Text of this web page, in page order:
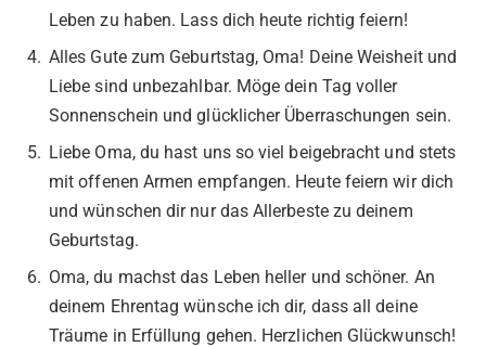
Leben zu haben. Lass dich heute richtig feiern!
Alles Gute zum Geburtstag, Oma! Deine Weisheit und
Liebe sind unbezahlbar. Möge dein Tag voller
Sonnenschein und glücklicher Überraschungen sein.
Liebe Oma, du hast uns so viel beigebracht und stets
mit offenen Armen empfangen. Heute feiern wir dich
und wünschen dir nur das Allerbeste zu deinem
Geburtstag.
Oma, du machst das Leben heller und schöner. An
deinem Ehrentag wünsche ich dir, dass all deine
Träume in Erfüllung gehen. Herzlichen Glückwunsch!